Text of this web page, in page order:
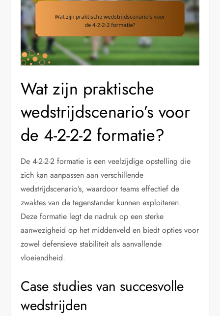
Wat zijn praktische
wedstrijdscenario’s voor
de 4-2-2-2 formatie?
De 4-2-2-2 formatie is een veelzijdige opstelling die
zich kan aanpassen aan verschillende
wedstrijdscenario’s, waardoor teams effectief de
zwaktes van de tegenstander kunnen exploiteren.
Deze formatie legt de nadruk op een sterke
aanwezigheid op het middenveld en biedt opties voor
zowel defensieve stabiliteit als aanvallende
vloeiendheid.
Case studies van succesvolle
wedstrijden